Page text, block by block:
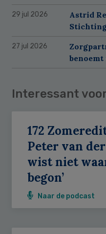
29 jul 2026
Astrid
27 jul 2026
Interessant
172
Peter van
wist niet
begon’
Naar de podcast